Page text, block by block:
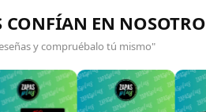
CONFÍAN EN
y compruébalo tú mismo"